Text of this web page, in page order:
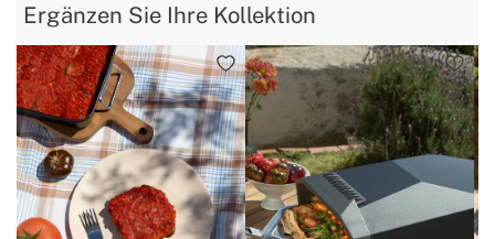
Ergänzen Sie Ihre Kollektion